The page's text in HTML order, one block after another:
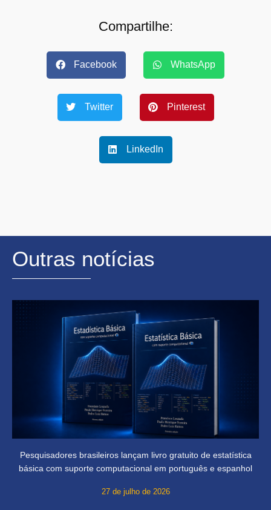
Compartilhe:
Facebook WhatsApp
Twitter Pinterest
LinkedIn
Outras notícias
Pesquisadores brasileiros lançam livro gratuito de estatística
básica com suporte computacional em português e espanhol
27 de julho de 2026